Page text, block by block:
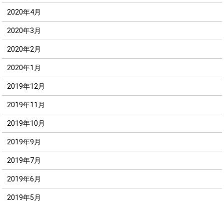
2020年4月
2020年3月
2020年2月
2020年1月
2019年12月
2019年11月
2019年10月
2019年9月
2019年7月
2019年6月
2019年5月